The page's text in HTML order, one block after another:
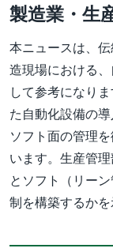
製造業・生
本ニュースは、
造現場における
して参考になり
た自動化設備の
ソフト面の管理
います。生産管
とソフト（リー
制を構築するかを